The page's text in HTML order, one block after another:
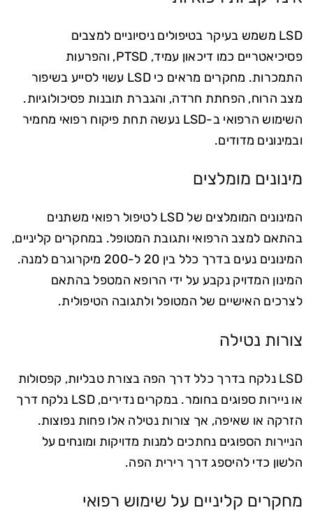
LSD משמש בעיקר בטיפולים ניסיוניים למצבים
פסיכיאטריים כמו דיכאון עמיד, PTSD, והפרעות
התמכרות. מחקרים מראים כי LSD עשוי לסייע בשיפור
מצב הרוח, הפחתת חרדה, והגברת תובנות פסיכולוגיות.
השימוש הרפואי ב-LSD נעשה תחת פיקוח רפואי מחמיר
ובמינונים מדודים.
מינונים מומלצים
המינונים המומלצים של LSD לטיפול רפואי משתנים
בהתאם למצב הרפואי ותגובת המטופל. במחקרים קליניים,
המינונים נעים בדרך כלל בין 20 ל-200 מיקרוגרם למנה.
המינון המדויק נקבע על ידי הרופא המטפל בהתאם
לצרכים האישיים של המטופל ולתגובה הטיפולית.
צורות נטילה
LSD נלקח בדרך כלל דרך הפה בצורת טבליות, קפסולות
או ניירות ספוגים בחומר. במקרים נדירים, LSD נלקח דרך
הזרקה או שאיפה, אך צורות נטילה אלו פחות נפוצות.
הניירות הספוגים נחתכים למנות מדויקות ומונחים על
הלשון כדי להיספג דרך רירית הפה.
מחקרים קליניים על שימוש רפואי